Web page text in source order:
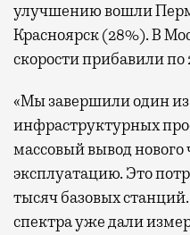
улучшению вошли
Красноярск (28%). В
скорости прибавили по
«Мы завершили один
инфраструктурных
массовый вывод нового
эксплуатацию. Это
тысяч базовых
спектра уже дали